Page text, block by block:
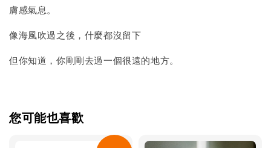
膚感氣息。
像海風吹過之後，什麼都沒留下
但你知道，你剛剛去過一個很遠的地方。
您可能也喜歡